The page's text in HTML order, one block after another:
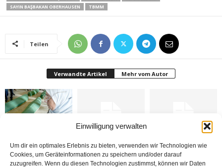
Einwilligung verwalten
Um dir ein optimales Erlebnis zu bieten, verwenden wir Technologien wie
Cookies, um Geräteinformationen zu speichern und/oder darauf
zuzugreifen. Wenn du diesen Technologien zustimmst, können wir Daten
SAYIN BAŞBAKAN OBERHAUSEN
TBMM
Teilen
Verwandte Artikel Mehr vom Autor
Bosna: Avrupa’nın
Ortasında Bir Soykırım
Yapay Zekâ’dan dolayı
işsiz kalacak mıyız?
Almanya seçimini yaptı